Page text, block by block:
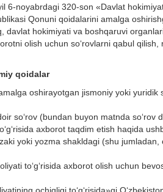
6-noyabrdagi 320-son «Davlat
Qonuni qoidalarini amalga
davlat hokimiyati va boshqaruvi
olish uchun sо‘rovlarni qabul qilish,
qoidalar
oshirayotgan jismoniy yoki yuridik
sо‘rov (bundan buyon matnda sо‘rov
axborot taqdim etish haqida
yoki yozma shakldagi (shu
tо‘g‘risida axborot olish uchun